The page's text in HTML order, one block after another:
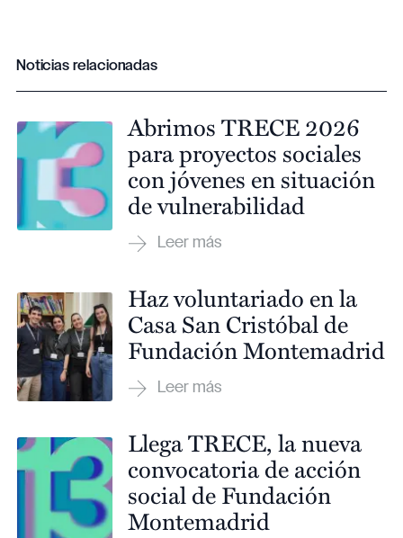
Noticias relacionadas
Abrimos TRECE 2026
para proyectos sociales
con jóvenes en situación
de vulnerabilidad
Haz voluntariado en la
Casa San Cristóbal de
Fundación Montemadrid
Llega TRECE, la nueva
convocatoria de acción
social de Fundación
Montemadrid